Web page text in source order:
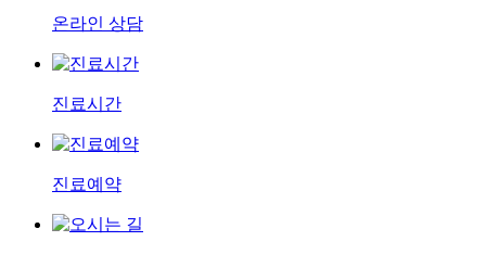
온라인 상담
진료시간
진료예약